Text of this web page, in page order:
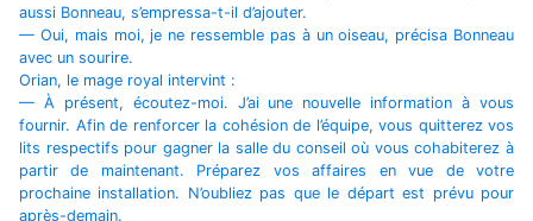
aussi Bonneau, s’empressa-t-il d’ajouter.
— Oui, mais moi, je ne ressemble pas à un oiseau, précisa Bonneau
avec un sourire.
Orian, le mage royal intervint :
— À présent, écoutez-moi. J’ai une nouvelle information à vous
fournir. Afin de renforcer la cohésion de l’équipe, vous quitterez vos
lits respectifs pour gagner la salle du conseil où vous cohabiterez à
partir de maintenant. Préparez vos affaires en vue de votre
prochaine installation. N’oubliez pas que le départ est prévu pour
après-demain.